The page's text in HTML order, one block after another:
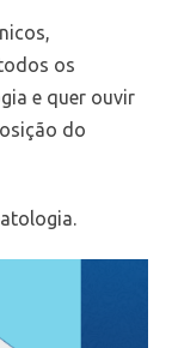
os
e quer ouvir
do